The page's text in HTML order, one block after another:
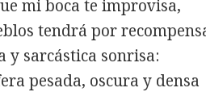
mi boca te improvisa,
tendrá por
y sarcástica sonrisa:
pesada, oscura y densa